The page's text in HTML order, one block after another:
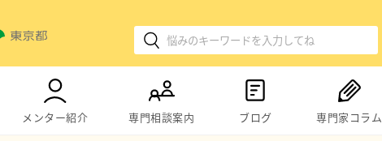
メンター紹介 専門相談案内 ブログ 専門家コラム